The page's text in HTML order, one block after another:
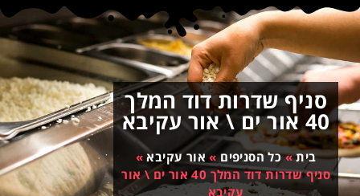
סניף שדרות דוד המלך
40 אור ים \ אור עקיבא
בית»כל הסניפים»אור עקיבא»
סניף שדרות דוד המלך 40 אור ים \ אור
עקיבא